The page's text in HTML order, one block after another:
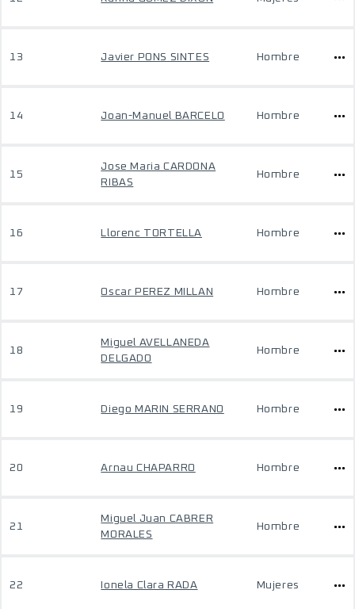
13 Javier PONS SINTES Hombre
14 Joan-Manuel BARCELO Hombre
15
Jose Maria CARDONA
RIBAS
Hombre
16 Llorenc TORTELLA Hombre
17 Oscar PEREZ MILLAN Hombre
18
Miguel AVELLANEDA
DELGADO
Hombre
19 Diego MARIN SERRANO Hombre
20 Arnau CHAPARRO Hombre
21
Miguel Juan CABRER
MORALES
Hombre
22 Ionela Clara RADA Mujeres